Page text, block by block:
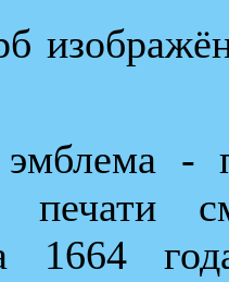
эмблема
печати
1664